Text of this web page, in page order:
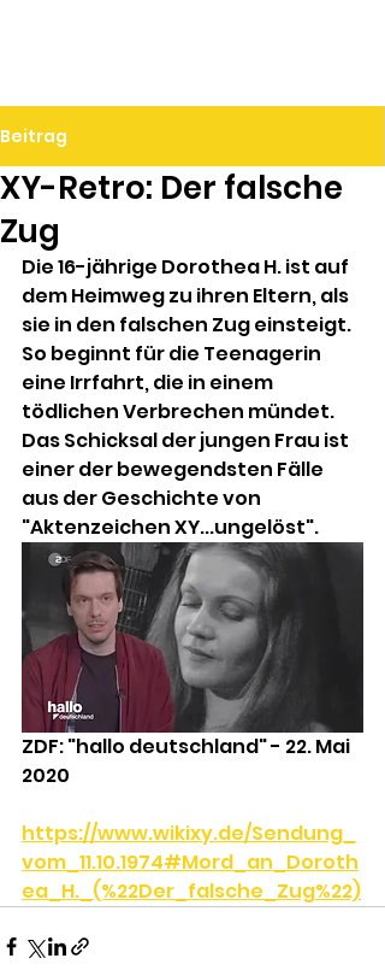
Beitrag
XY-Retro: Der falsche
Zug
Die 16-jährige Dorothea H. ist auf
dem Heimweg zu ihren Eltern, als
sie in den falschen Zug einsteigt.
So beginnt für die Teenagerin
eine Irrfahrt, die in einem
tödlichen Verbrechen mündet.
Das Schicksal der jungen Frau ist
einer der bewegendsten Fälle
aus der Geschichte von
"Aktenzeichen XY...ungelöst".
ZDF: "hallo deutschland" - 22. Mai
2020
https://www.wikixy.de/Sendung_
vom_11.10.1974#Mord_an_Doroth
ea_H._(%22Der_falsche_Zug%22)